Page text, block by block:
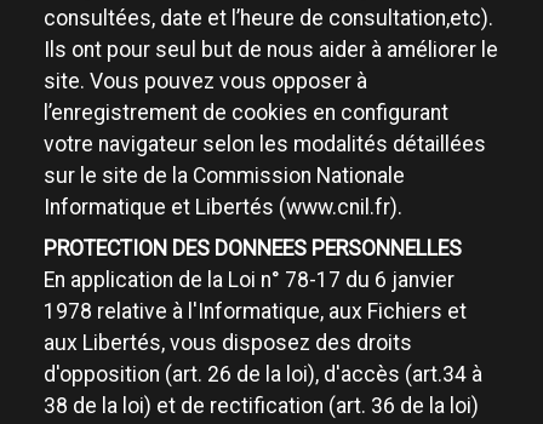
consultées, date et l’heure de consultation,etc).
Ils ont pour seul but de nous aider à améliorer le
site. Vous pouvez vous opposer à
l’enregistrement de cookies en configurant
votre navigateur selon les modalités détaillées
sur le site de la Commission Nationale
Informatique et Libertés (www.cnil.fr).
PROTECTION DES DONNEES PERSONNELLES
En application de la Loi n° 78-17 du 6 janvier
1978 relative à l'Informatique, aux Fichiers et
aux Libertés, vous disposez des droits
d'opposition (art. 26 de la loi), d'accès (art.34 à
38 de la loi) et de rectification (art. 36 de la loi)